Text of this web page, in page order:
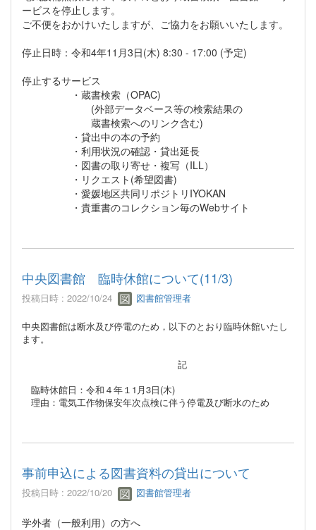
ービスを停止します。
ご不便をおかけいたしますが、ご協力をお願いいたします。
停止日時：令和4年11月3日(木) 8:30 - 17:00 (予定)
停止するサービス
・蔵書検索（OPAC)
(外部データベース等の検索結果の
蔵書検索へのリンク含む)
・貸出中の本の予約
・利用状況の確認・貸出延長
・図書の取り寄せ・複写（ILL）
・リクエスト(希望図書)
・愛媛地区共同リポジトリIYOKAN
・貴重書のコレクション毎のWebサイト
中央図書館 臨時休館について(11/3)
投稿日時 : 2022/10/24 図書館管理者
中央図書館は断水及び停電のため，以下のとおり臨時休館いたし
ます。
記
臨時休館日：令和４年１1月3日(木)
理由：電気工作物保安年次点検に伴う停電及び断水のため
事前申込による図書資料の貸出について
投稿日時 : 2022/10/20 図書館管理者
学外者（一般利用）の方へ